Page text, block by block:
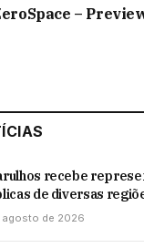
–
recebe
de diversas
agosto de 2026